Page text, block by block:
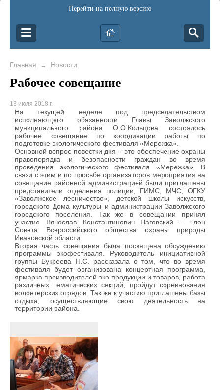
Перейти на полную версию
Главная → Новости
Рабочее совещание
13 июля 2018 г.
На текущей неделе под председательством
исполняющего обязанности Главы Заволжского
муниципального района О.О.Кольцова состоялось
рабочее совещание по координации работы по
подготовке экологического фестиваля «Мережка».
Основной вопрос повестки дня – это обеспечение охраны
правопорядка и безопасности граждан во время
проведения экологического фестиваля «Мережка». В
связи с этим и по просьбе организаторов мероприятия на
совещание районной администрацией были приглашены
представители отделения полиции, ГИМС, МЧС, ОГКУ
«Заволжское лесничество», детской школы искусств,
городского Дома культуры и администрации Заволжского
городского поселения. Так же в совещании принял
участие Вячеслав Константинович Наговский – член
Совета Всероссийского общества охраны природы
Ивановской области.
Вторая часть совещания была посвящена обсуждению
программы экофестиваля. Руководитель инициативной
группы Букреева Н.С. рассказала о том, что во время
фестиваля будет организована концертная программа,
ярмарка производителей эко продукции и товаров, работа
различных тематических секций, пройдут соревнования
волонтерских отрядов. Так же к участию приглашены базы
отдыха, осуществляющие свою деятельность на
территории района.